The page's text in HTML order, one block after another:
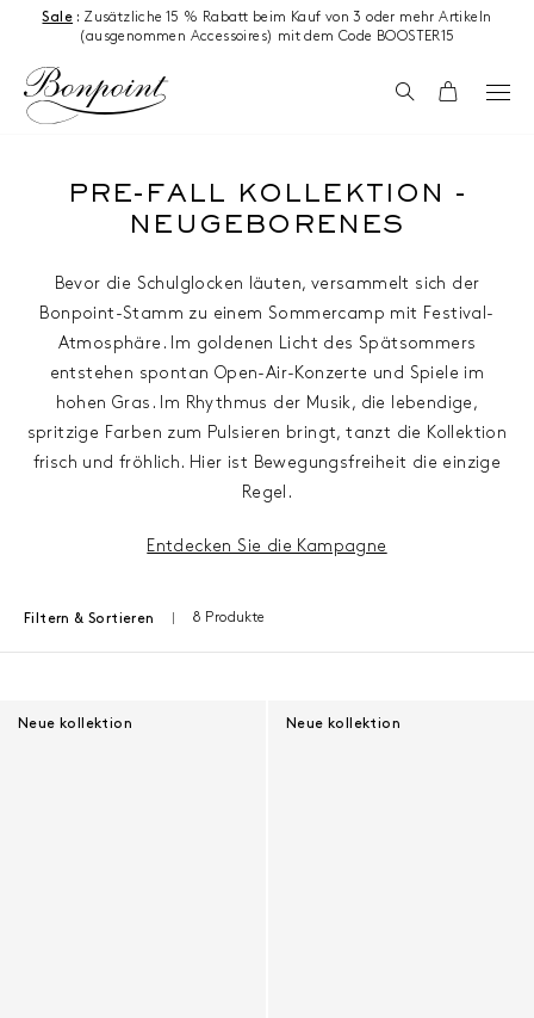
Zum Inhalt springen
Sale : Zusätzliche 15 % Rabatt beim Kauf von 3 oder mehr Artikeln
(ausgenommen Accessoires) mit dem Code BOOSTER15
SuchenWagen
PRE-FALL KOLLEKTION -
NEUGEBORENES
Bevor die Schulglocken läuten, versammelt sich der
Bonpoint-Stamm zu einem Sommercamp mit Festival-
Atmosphäre. Im goldenen Licht des Spätsommers
entstehen spontan Open-Air-Konzerte und Spiele im
hohen Gras. Im Rhythmus der Musik, die lebendige,
spritzige Farben zum Pulsieren bringt, tanzt die Kollektion
frisch und fröhlich. Hier ist Bewegungsfreiheit die einzige
Regel.
Entdecken Sie die Kampagne
Filtern & Sortieren 8 Produkte
Neue kollektion Neue kollektion